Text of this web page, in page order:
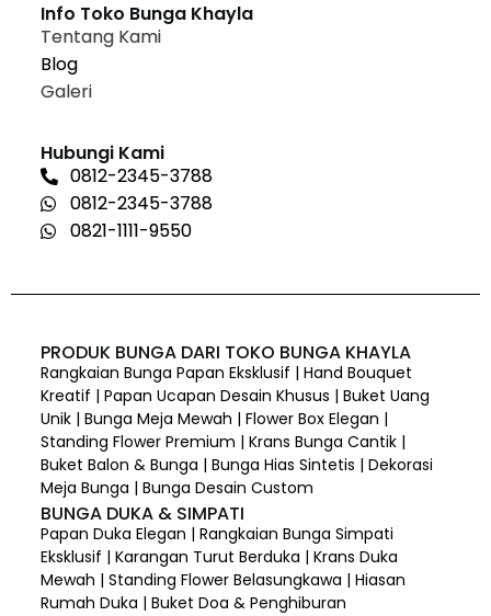
Info Toko Bunga Khayla
Tentang Kami
Blog
Galeri
Hubungi Kami
0812-2345-3788
0812-2345-3788
0821-1111-9550
PRODUK BUNGA DARI TOKO BUNGA KHAYLA
Rangkaian Bunga Papan Eksklusif | Hand Bouquet
Kreatif | Papan Ucapan Desain Khusus | Buket Uang
Unik | Bunga Meja Mewah | Flower Box Elegan |
Standing Flower Premium | Krans Bunga Cantik |
Buket Balon & Bunga | Bunga Hias Sintetis | Dekorasi
Meja Bunga | Bunga Desain Custom
BUNGA DUKA & SIMPATI
Papan Duka Elegan | Rangkaian Bunga Simpati
Eksklusif | Karangan Turut Berduka | Krans Duka
Mewah | Standing Flower Belasungkawa | Hiasan
Rumah Duka | Buket Doa & Penghiburan